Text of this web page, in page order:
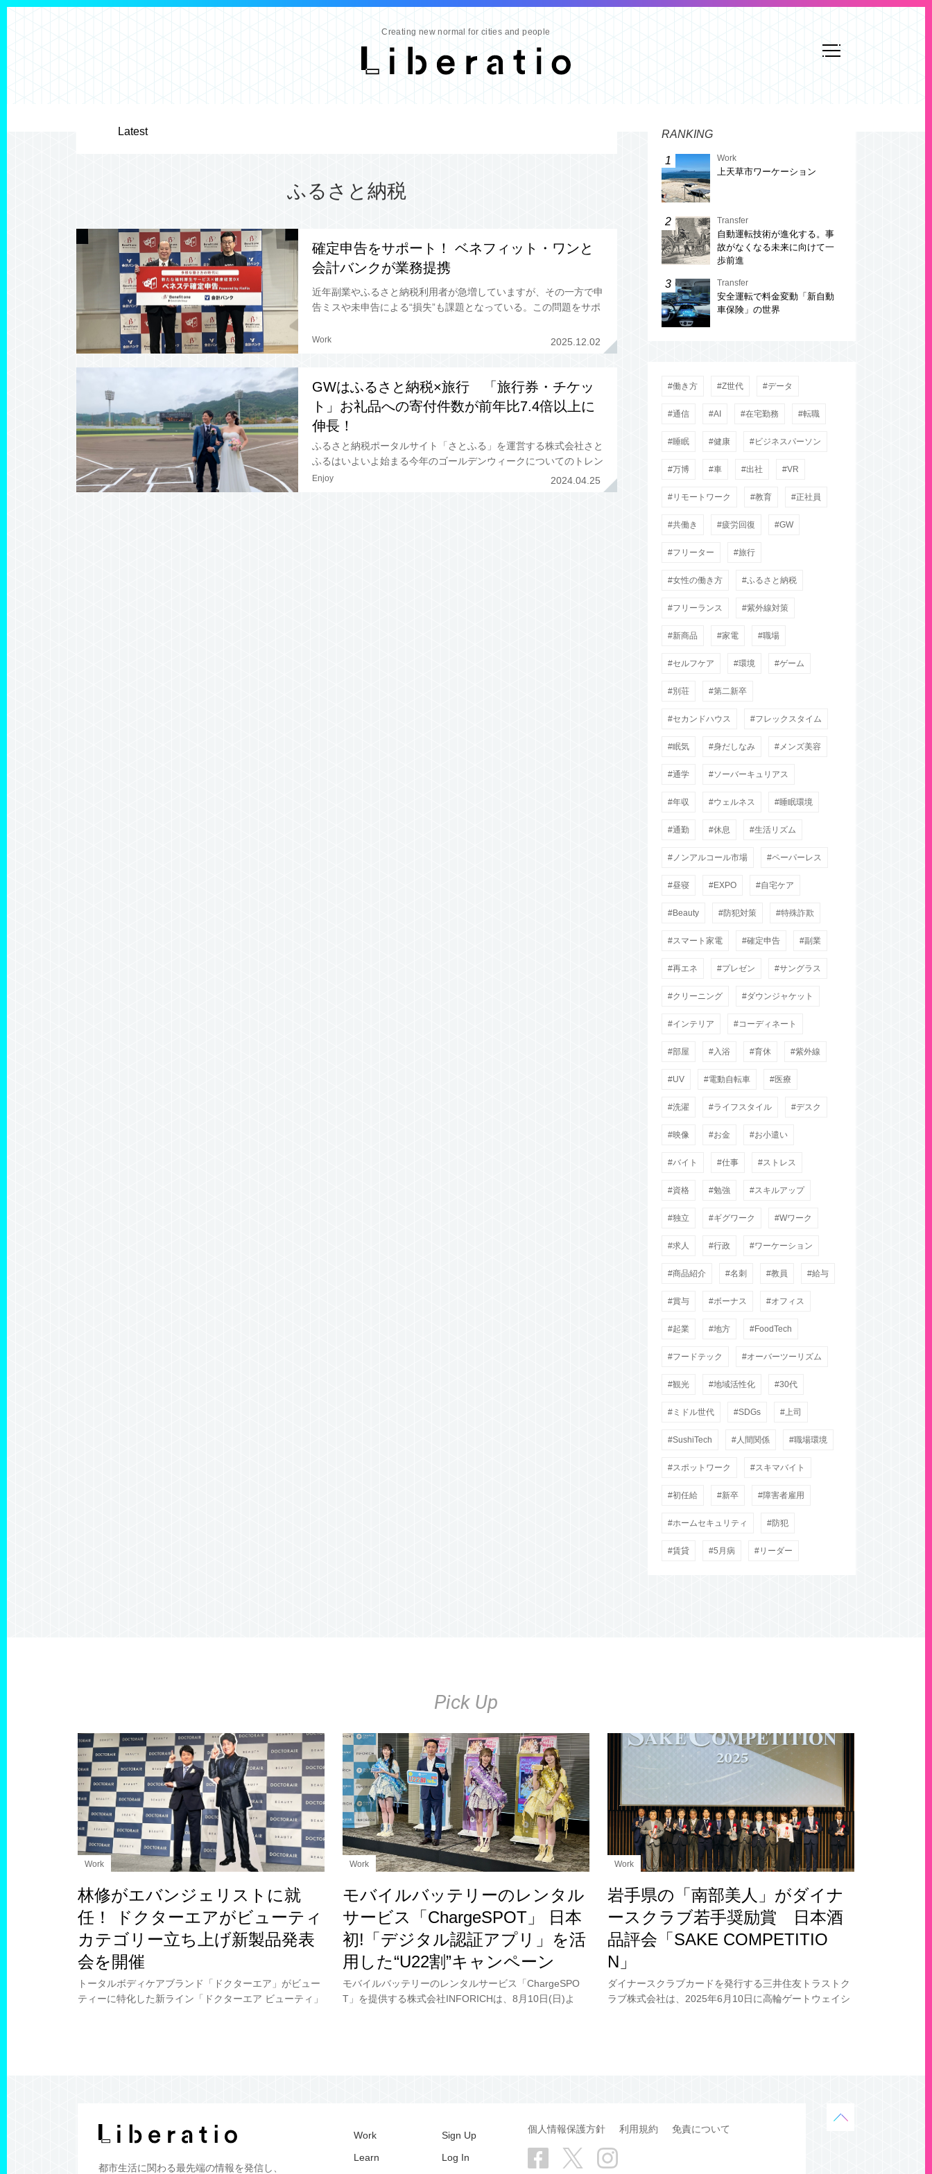
Creating new normal for cities and people
Latest
ふるさと納税
確定申告をサポート！ ベネフィット・ワンと
会計バンクが業務提携
近年副業やふるさと納税利用者が急増していますが、その一方で申
告ミスや未申告による“損失”も課題となっている。この問題をサポ
日に発表した新サ
2025.12.02
Work
GWはふるさと納税×旅行 「旅行券・チケッ
ト」お礼品への寄付件数が前年比7.4倍以上に
伸長！
ふるさと納税ポータルサイト「さとふる」を運営する株式会社さと
ふるはいよいよ始まる今年のゴールデンウィークについてのトレン
ドを発表した。2024年のゴールデンウィークは最大10連休とな
2024.04.25
Enjoy
RANKING
Work
上天草市ワーケーション
Transfer
自動運転技術が進化する。事
故がなくなる未来に向けて一
歩前進
Transfer
安全運転で料金変動「新自動
車保険」の世界
働き方 Z世代 データ
通信 AI 在宅勤務 転職
睡眠 健康 ビジネスパーソン
万博 車 出社 VR
リモートワーク 教育 正社員
共働き 疲労回復 GW
フリーター 旅行
女性の働き方 ふるさと納税
フリーランス 紫外線対策
新商品 家電 職場
セルフケア 環境 ゲーム
別荘 第二新卒
セカンドハウス フレックスタイム
眠気 身だしなみ メンズ美容
通学 ソーバーキュリアス
年収 ウェルネス 睡眠環境
通勤 休息 生活リズム
ノンアルコール市場 ペーパーレス
昼寝 EXPO 自宅ケア
Beauty 防犯対策 特殊詐欺
スマート家電 確定申告 副業
再エネ プレゼン サングラス
クリーニング ダウンジャケット
インテリア コーディネート
部屋 入浴 育休 紫外線
UV 電動自転車 医療
洗濯 ライフスタイル デスク
映像 お金 お小遣い
バイト 仕事 ストレス
資格 勉強 スキルアップ
独立 ギグワーク Wワーク
求人 行政 ワーケーション
商品紹介 名刺 教員 給与
賞与 ボーナス オフィス
起業 地方 FoodTech
フードテック オーバーツーリズム
観光 地域活性化 30代
ミドル世代 SDGs 上司
SushiTech 人間関係 職場環境
スポットワーク スキマバイト
初任給 新卒 障害者雇用
ホームセキュリティ 防犯
賃貸 5月病 リーダー
Pick Up
林修がエバンジェリストに就
任！ ドクターエアがビューティ
カテゴリー立ち上げ新製品発表
会を開催
トータルボディケアブランド「ドクターエア」がビュー
ティーに特化した新ライン「ドクターエア ビューティ」
Work
モバイルバッテリーのレンタル
サービス「ChargeSPOT」 日本
初!「デジタル認証アプリ」を活
用した“U22割”キャンペーン
モバイルバッテリーのレンタルサービス「ChargeSPO
T」を提供する株式会社INFORICHは、8月10日(日)よ
Work
岩手県の「南部美人」がダイナ
ースクラブ若手奨励賞 日本酒
品評会「SAKE COMPETITIO
N」
ダイナースクラブカードを発行する三井住友トラストク
ラブ株式会社は、2025年6月10日に高輪ゲートウェイシ
Work
都市生活に関わる最先端の情報を発信し、
Work
Learn
Sign Up
Log In
個人情報保護方針 利用規約 免責について